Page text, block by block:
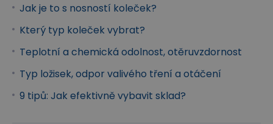
Jak je to s nosností koleček?
Který typ koleček vybrat?
Teplotní a chemická odolnost, otěruvzdornost
Typ ložisek, odpor valivého tření a otáčení
9 tipů: Jak efektivně vybavit sklad?